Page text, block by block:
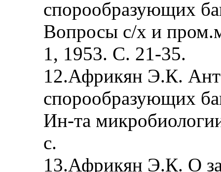
спорообразующих
Вопросы с/х и
1, 1953. С. 21-35.
12.Африкян Э.К.
спорообразующих
Ин-та
с.
13.Африкян Э.К. О